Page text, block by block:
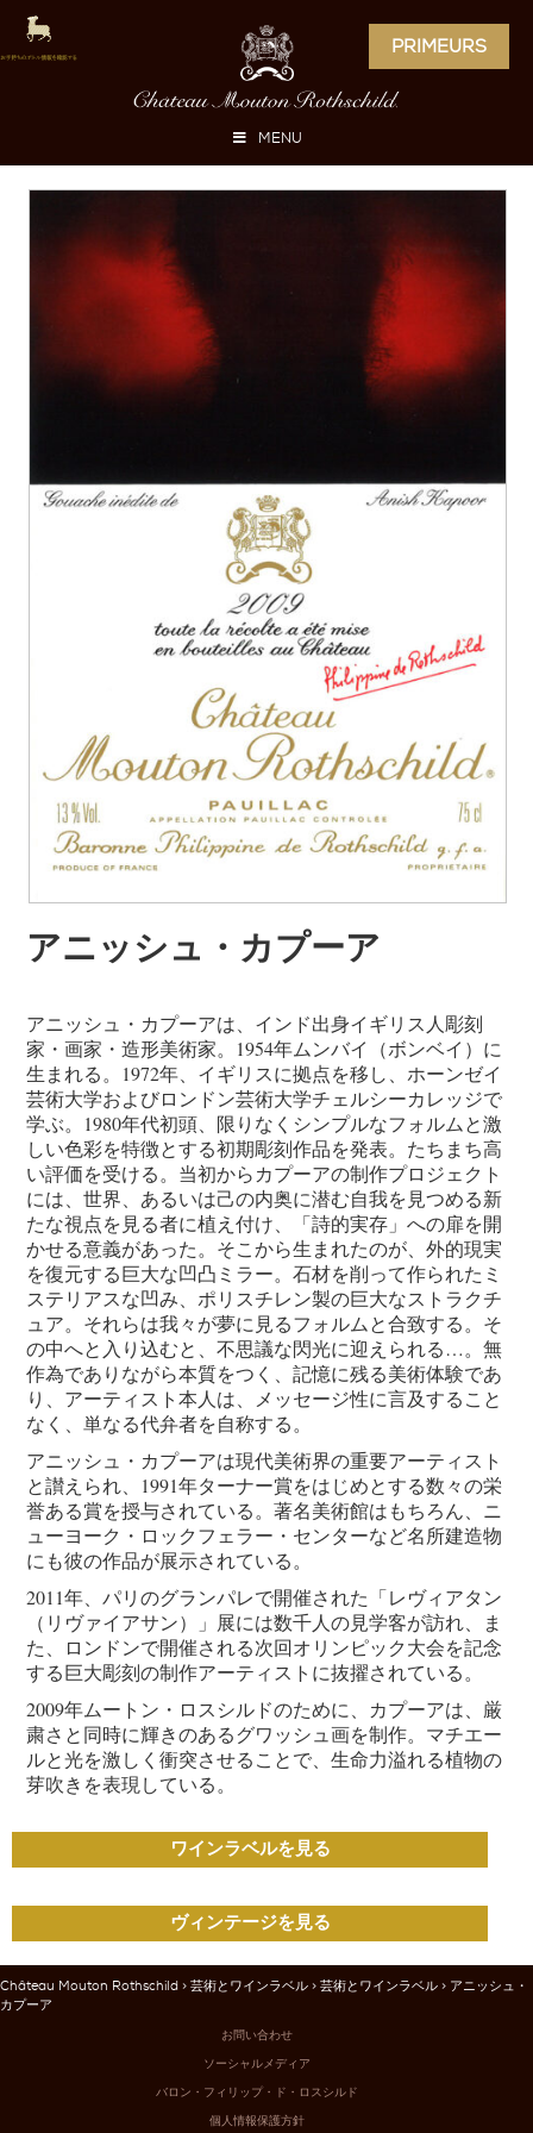
PRIMEURS
MENU
アニッシュ・カプーア
アニッシュ・カプーアは、インド出身イギリス人彫刻
家・画家・造形美術家。1954年ムンバイ（ボンベイ）に
生まれる。1972年、イギリスに拠点を移し、ホーンゼイ
芸術大学およびロンドン芸術大学チェルシーカレッジで
学ぶ。1980年代初頭、限りなくシンプルなフォルムと激
しい色彩を特徴とする初期彫刻作品を発表。たちまち高
い評価を受ける。当初からカプーアの制作プロジェクト
には、世界、あるいは己の内奥に潜む自我を見つめる新
たな視点を見る者に植え付け、「詩的実存」への扉を開
かせる意義があった。そこから生まれたのが、外的現実
を復元する巨大な凹凸ミラー。石材を削って作られたミ
ステリアスな凹み、ポリスチレン製の巨大なストラクチ
ュア。それらは我々が夢に見るフォルムと合致する。そ
の中へと入り込むと、不思議な閃光に迎えられる…。無
作為でありながら本質をつく、記憶に残る美術体験であ
り、アーティスト本人は、メッセージ性に言及すること
なく、単なる代弁者を自称する。
アニッシュ・カプーアは現代美術界の重要アーティスト
と讃えられ、1991年ターナー賞をはじめとする数々の栄
誉ある賞を授与されている。著名美術館はもちろん、ニ
ューヨーク・ロックフェラー・センターなど名所建造物
にも彼の作品が展示されている。
2011年、パリのグランパレで開催された「レヴィアタン
（リヴァイアサン）」展には数千人の見学客が訪れ、ま
た、ロンドンで開催される次回オリンピック大会を記念
する巨大彫刻の制作アーティストに抜擢されている。
2009年ムートン・ロスシルドのために、カプーアは、厳
粛さと同時に輝きのあるグワッシュ画を制作。マチエー
ルと光を激しく衝突させることで、生命力溢れる植物の
芽吹きを表現している。
ワインラベルを見る
ヴィンテージを見る
Château Mouton Rothschild > 芸術とワインラベル > 芸術とワインラベル > アニッシュ・
カプーア
お問い合わせ
ソーシャルメディア
バロン・フィリップ・ド・ロスシルド
個人情報保護方針